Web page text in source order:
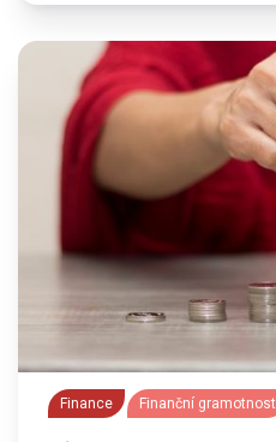
Finance Finanční gramotnost